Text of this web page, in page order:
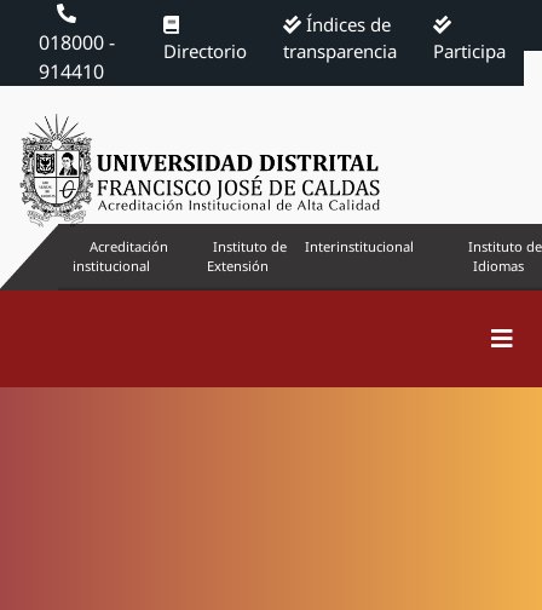
018000 -
914410
Directorio
Índices de
transparencia
Participa
Acreditación
institucional
Instituto de
Extensión
Interinstitucional
Instituto de
Idiomas